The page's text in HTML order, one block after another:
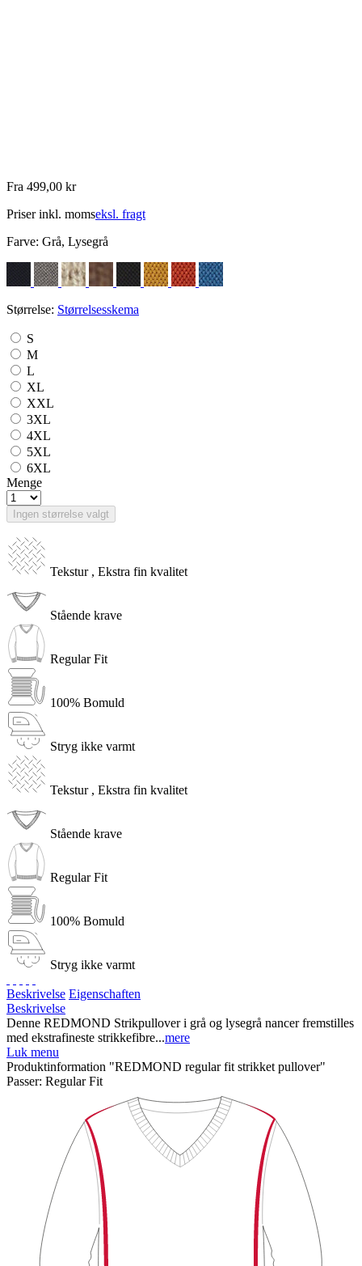
Fra 499,00 kr
Priser inkl. momseksl. fragt
Farve: Grå, Lysegrå
Størrelse: Størrelsesskema
S
M
L
XL
XXL
3XL
4XL
5XL
6XL
Menge
Ingen størrelse valgt
Tekstur , Ekstra fin kvalitet
Stående krave
Regular Fit
100% Bomuld
Stryg ikke varmt
Tekstur , Ekstra fin kvalitet
Stående krave
Regular Fit
100% Bomuld
Stryg ikke varmt
Beskrivelse Eigenschaften
Beskrivelse
Denne REDMOND Strikpullover i grå og lysegrå nancer fremstilles
med ekstrafineste strikkefibre...mere
Luk menu
Produktinformation "REDMOND regular fit strikket pullover"
Passer: Regular Fit